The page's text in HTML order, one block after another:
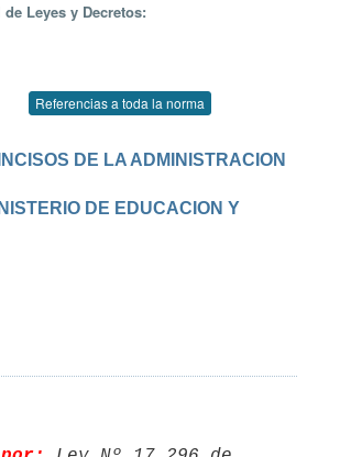
Leyes y Decretos:
Referencias a toda la norma
DE LA ADMINISTRACION
DE EDUCACION Y